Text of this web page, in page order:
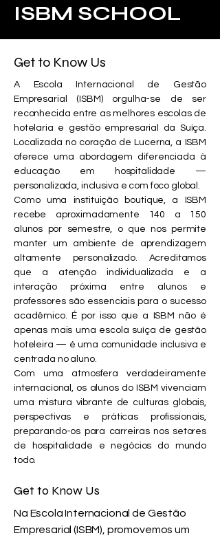
ISBM SCHOOL
Get to Know Us
A Escola Internacional de Gestão
Empresarial (ISBM) orgulha-se de ser
reconhecida entre as melhores escolas de
hotelaria e gestão empresarial da Suíça.
Localizada no coração de Lucerna, a ISBM
oferece uma abordagem diferenciada à
educação em hospitalidade —
personalizada, inclusiva e com foco global.
Como uma instituição boutique, a ISBM
recebe aproximadamente 140 a 150
alunos por semestre, o que nos permite
manter um ambiente de aprendizagem
altamente personalizado. Acreditamos
que a atenção individualizada e a
interação próxima entre alunos e
professores são essenciais para o sucesso
acadêmico. É por isso que a ISBM não é
apenas mais uma escola suíça de gestão
hoteleira — é uma comunidade inclusiva e
centrada no aluno.
Com uma atmosfera verdadeiramente
internacional, os alunos do ISBM vivenciam
uma mistura vibrante de culturas globais,
perspectivas e práticas profissionais,
preparando-os para carreiras nos setores
de hospitalidade e negócios do mundo
todo.
Get to Know Us
Na Escola Internacional de Gestão
Empresarial (ISBM), promovemos um